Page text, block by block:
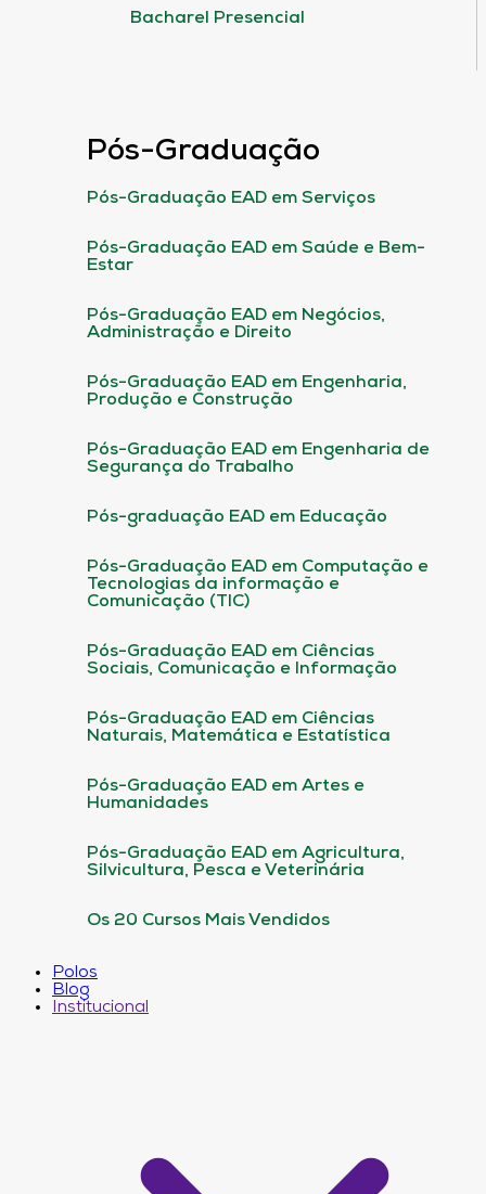
Bacharel Presencial
Pós-Graduação
Pós-Graduação EAD em Serviços
Pós-Graduação EAD em Saúde e Bem-
Estar
Pós-Graduação EAD em Negócios,
Administração e Direito
Pós-Graduação EAD em Engenharia,
Produção e Construção
Pós-Graduação EAD em Engenharia de
Segurança do Trabalho
Pós-graduação EAD em Educação
Pós-Graduação EAD em Computação e
Tecnologias da informação e
Comunicação (TIC)
Pós-Graduação EAD em Ciências
Sociais, Comunicação e Informação
Pós-Graduação EAD em Ciências
Naturais, Matemática e Estatística
Pós-Graduação EAD em Artes e
Humanidades
Pós-Graduação EAD em Agricultura,
Silvicultura, Pesca e Veterinária
Os 20 Cursos Mais Vendidos
Polos
Blog
Institucional